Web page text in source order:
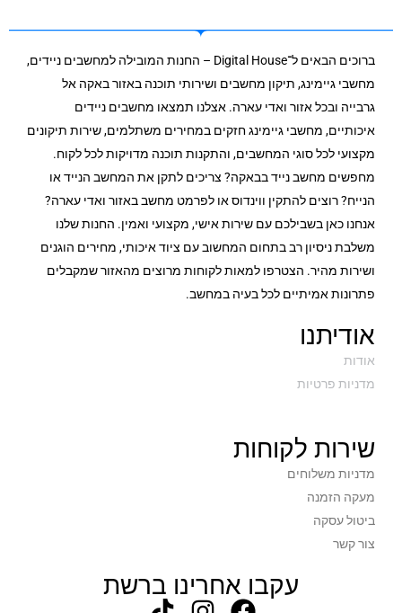
ברוכים הבאים ל־Digital House – החנות המובילה למחשבים ניידים,
מחשבי גיימינג, תיקון מחשבים ושירותי תוכנה באזור באקה אל
גרבייה ובכל אזור ואדי עארה. אצלנו תמצאו מחשבים ניידים
איכותיים, מחשבי גיימינג חזקים במחירים משתלמים, שירות תיקונים
מקצועי לכל סוגי המחשבים, והתקנות תוכנה מדויקות לכל לקוח.
מחפשים מחשב נייד בבאקה? צריכים לתקן את המחשב הנייד או
הנייח? רוצים להתקין ווינדוס או לפרמט מחשב באזור ואדי עארה?
אנחנו כאן בשבילכם עם שירות אישי, מקצועי ואמין. החנות שלנו
משלבת ניסיון רב בתחום המחשוב עם ציוד איכותי, מחירים הוגנים
ושירות מהיר. הצטרפו למאות לקוחות מרוצים מהאזור שמקבלים
פתרונות אמיתיים לכל בעיה במחשב.
אודיתנו
אודות
מדניות פרטיות
שירות לקוחות
מדניות משלוחים
מעקה הזמנה
ביטול עסקה
צור קשר
עקבו אחרינו ברשת